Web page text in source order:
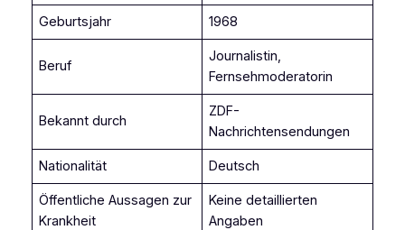
Geburtsjahr 1968
Beruf
Journalistin,
Fernsehmoderatorin
Bekannt durch
ZDF-
Nachrichtensendungen
Nationalität Deutsch
Öffentliche Aussagen zur
Krankheit
Keine detaillierten
Angaben